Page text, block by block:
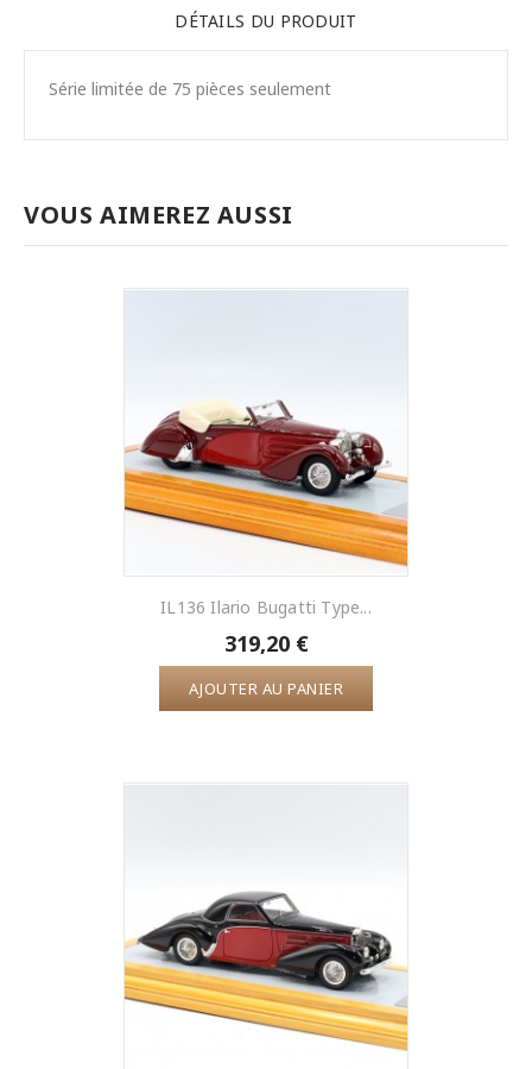
DÉTAILS DU PRODUIT
Série limitée de 75 pièces seulement
VOUS AIMEREZ AUSSI
IL136 Ilario Bugatti Type...
319,20 €
AJOUTER AU PANIER